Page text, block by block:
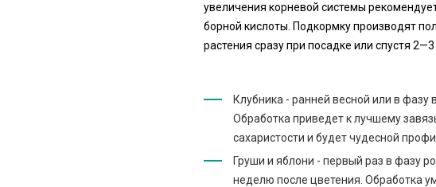
увеличения корневой системы
борной кислоты. Подкормку производят
растения сразу при посадке или спустя 2—3
Клубника - ранней весной или в фазу
Обработка приведет к лучшему
сахаристости и будет чудесной
Груши и яблони - первый раз в фазу
неделю после цветения. Обработка